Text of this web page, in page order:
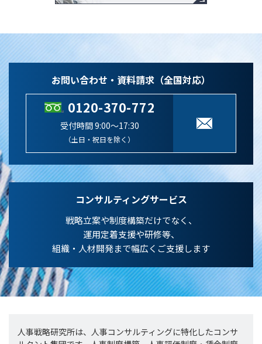
お問い合わせ・資料請求（全国対応）
0120-370-772
受付時間 9:00～17:30
（土日・祝日を除く）
コンサルティングサービス
戦略立案や制度構築だけでなく、
運用定着支援や研修等、
組織・人材開発まで幅広くご支援します
人事戦略研究所は、人事コンサルティングに特化したコンサ